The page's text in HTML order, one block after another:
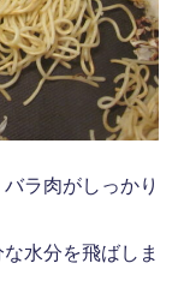
ラ肉がしっかり
水分を飛ばしま